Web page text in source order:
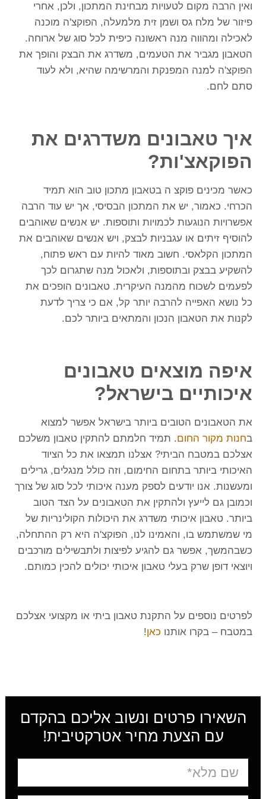
ואין הרבה מקום לטעויות מבחינת המתכון, ולכן, אחרי
פיזור של מלח גס ושמן זית מלמעלה, הפוקצ'ה מוכנה
לאכילה ומהווה מנה ראשונה כיפית לכל סוג של ארוחה.
הטאבון מגביר את הטעמים, משדרג את הבצק והופך את
הפוקצ'ה למנה המפנקת והמרשימה שהיא, ולא לעוד
סתם לחם.
איך טאבונים משדרגים את
הפוקאצ'ות?
כאשר מכינים פוקצ ה בטאבון מתכון טוב הוא תמיד
הכרחי. כאמור, יש את המתכון הבסיסי, אך יש עוד הרבה
אפשרויות הנוגעות לכמויות ותוספות. יש אנשים שאוהבים
להוסיף זיתים או עגבניות לבצק, ויש אנשים שאוהבים את
המתכון הקלאסי. חשוב מאוד להיות עם ראש פתוח,
להשקיע בבצק ובתוספות, ולאכול מנה שתגרום לכך
לפעמים לשכוח מהמנה העיקרית. טאבונים הופכים את
כל נושא האפייה להרבה יותר קל, אם כי צריך לדעת
לקנות את הטאבון הנכון והמתאים ביותר לכם.
איפה מוצאים טאבונים
איכותיים בישראל?
את הטאבונים הטובים ביותר בישראל אפשר למצוא
בחנות מקור החום. תמיד חלמתם להתקין טאבון משלכם
אצלכם במטבח הביתי? אצלנו תמצאו את כל הציוד
האיכותי ביותר בתחום החימום, וזה כולל מנגלים, גרילים
ומעשנות. אנו יודעים לספק מענה איכותי לכל סוג של צורך
וכמובן גם לייעץ ולהתקין את הטאבונים על הצד הטוב
ביותר. טאבון איכותי משדרג את היכולות הקולינריות של
מי שמשתמש בו, והאמינו לנו, הפוקצ'ה היא רק ההתחלה,
כשבהמשך, אפשר גם להגיע לפיצות ולתבשילים מורכבים
ויוצאי דופן שרק בעלי טאבון איכותי יכולים להכין כמותם.
לפרטים נוספים על התקנת טאבון ביתי או מקצועי אצלכם
במטבח – בקרו אותנו כאן!
השאירו פרטים ונשוב אליכם בהקדם
עם הצעת מחיר אטרקטיבית!